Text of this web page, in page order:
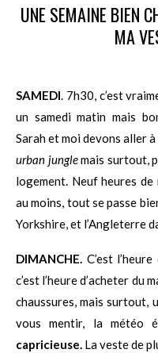
UNE SEMAINE BIEN
MA
SAMEDI . 7h30, c’est
un samedi matin mais
Sarah et moi devons aller
urban junglemais surtout,
logement. Neuf heures
au moins, tout se passe
Yorkshire, et l’Angleterre
DIMANCHE. C’est
c’est l’heure d’acheter du
chaussures, mais surtout,
vous mentir, la météo
capricieuse. La veste de